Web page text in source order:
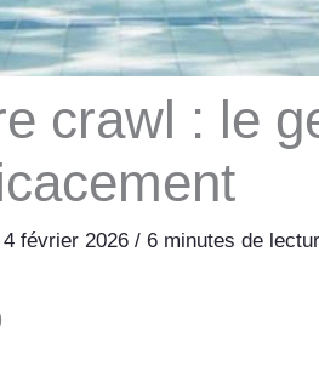
crawl : le
4 février 2026/6 minutes de